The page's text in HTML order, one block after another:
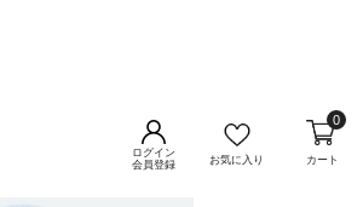
ログイン
会員登録
お気に入り カート
0